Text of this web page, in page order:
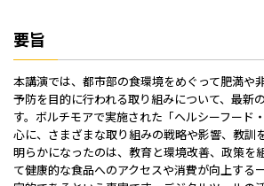
要旨
本講演では、都市部の食環境をめぐって肥満や
予防を目的に行われる取り組みについて、最新
す。ボルチモアで実施された「ヘルシーフード
心に、さまざまな取り組みの戦略や影響、教訓
明らかになったのは、教育と環境改善、政策を
て健康的な食品へのアクセスや消費が向上する